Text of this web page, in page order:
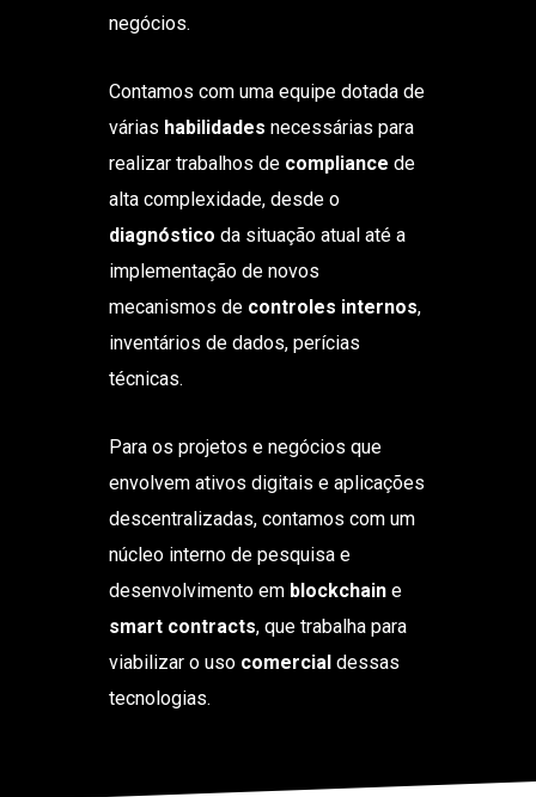
negócios.
Contamos com uma equipe dotada de
várias habilidades necessárias para
realizar trabalhos de compliance de
alta complexidade, desde o
diagnóstico da situação atual até a
implementação de novos
mecanismos de controles internos,
inventários de dados, perícias
técnicas.
Para os projetos e negócios que
envolvem ativos digitais e aplicações
descentralizadas, contamos com um
núcleo interno de pesquisa e
desenvolvimento em blockchaine
smart contracts, que trabalha para
viabilizar o uso comercialdessas
tecnologias.